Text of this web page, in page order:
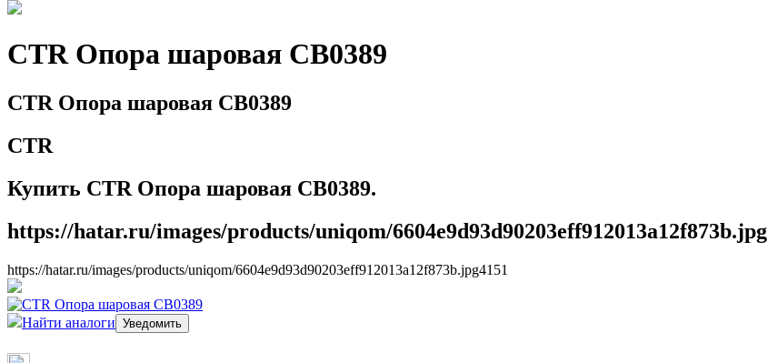
CTR Опора шаровая CB0389
CTR Опора шаровая CB0389
CTR
Купить CTR Опора шаровая CB0389.
https://hatar.ru/images/products/uniqom/6604e9d93d90203eff912013a12f873b.jpg
https://hatar.ru/images/products/uniqom/6604e9d93d90203eff912013a12f873b.jpg41 51
Найти аналоги